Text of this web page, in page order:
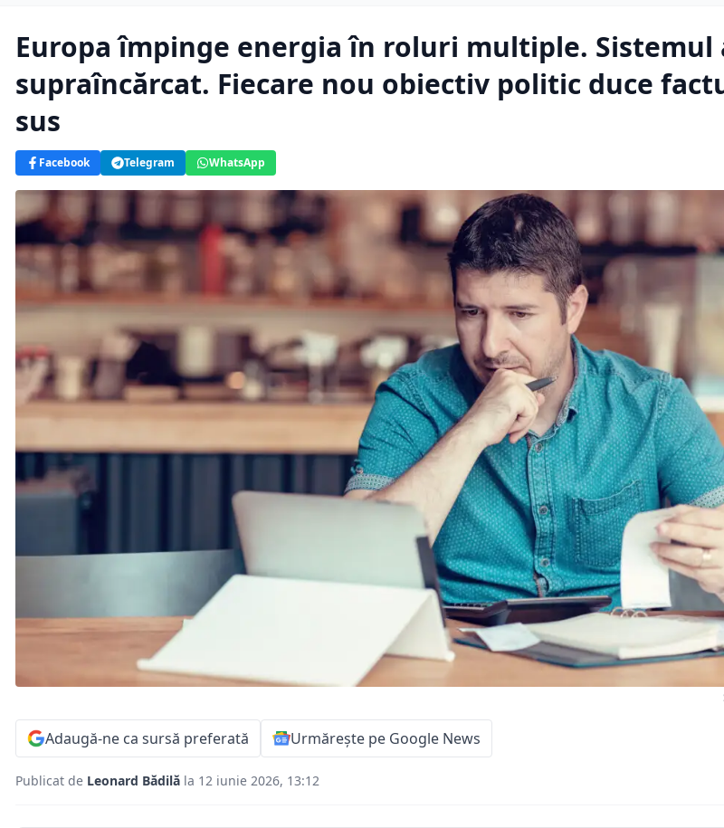
Europa împinge energia în roluri multiple. Sistemul
supraîncărcat. Fiecare nou obiectiv politic duce
sus
Facebook Telegram WhatsApp
Adaugă-ne ca sursă preferată Urmărește pe Google News
Publicat de Leonard Bădilă la 12 iunie 2026, 13:12